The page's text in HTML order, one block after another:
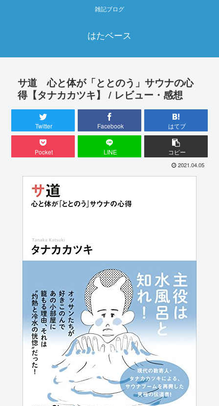
雑記ブログ
はたベース
サ道 心と体が「ととのう」サウナの心
得【タナカカツキ】 / レビュー・感想
Twitter Facebook はてブ
Pocket LINE コピー
2021.04.05